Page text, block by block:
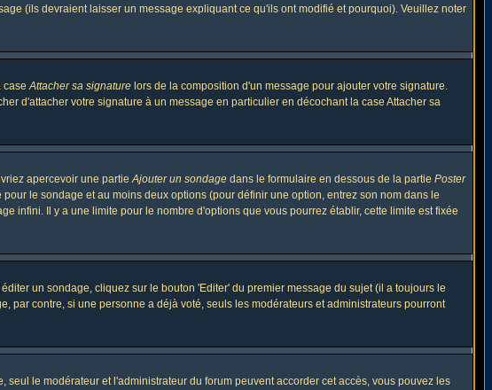
(ils devraient laisser un message expliquant ce qu'ils ont modifié et pourquoi). Veuillez noter
caseAttacher sa signature lors de la composition d'un message pour ajouter votre signature.
d'attacher votre signature à un message en particulier en décochant la case Attacher sa
apercevoir une partieAjouter un sondage dans le formulaire en dessous de la partie Poster
le sondage et au moins deux options (pour définir une option, entrez son nom dans le
infini. Il y a une limite pour le nombre d'options que vous pourrez établir, cette limite est fixée
un sondage, cliquez sur le bouton 'Editer' du premier message du sujet (il a toujours le
contre, si une personne a déjà voté, seuls les modérateurs et administrateurs pourront
le modérateur et l'administrateur du forum peuvent accorder cet accès, vous pouvez les